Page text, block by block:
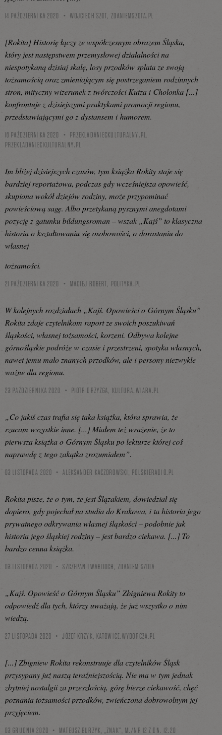
14 PAŹDZIERNIKA 2020 WOJCIECH SZOT, ZDANIEMSZOTA.PL
[Rokita] Historię łączy ze współczesnym obrazem Śląska,
który jest następstwem przemysłowej działalności na
niespotykaną dzisiaj skalę, losy przodków splata ze swoją
tożsamością oraz zmieniającym się postrzeganiem rodzinnych
stron, mityczny wizerunek z twórczości Kutza i Cholonka [...]
konfrontuje z dzisiejszymi praktykami promocji regionu,
przedstawiającymi go z dystansem i humorem.
16 PAŹDZIERNIKA 2020
PRZEKLADANIECKULTURALNY.PL,
PRZEKLADANIECKULTURALNY.PL
Im bliżej dzisiejszych czasów, tym książka Rokity staje się
bardziej reportażowa, podczas gdy wcześniejsza opowieść,
skupiona wokół dziejów rodziny, może przypominać
powieściową sagę. Albo przetykaną pysznymi anegdotami
pozycję z gatunku bildungsroman – wszak „Kajś” to klasyczna
historia o kształtowaniu się osobowości, o dorastaniu do
własnej
tożsamości.
21 PAŹDZIERNIKA 2020 MACIEJ ROBERT, POLITYKA.PL
W kolejnych rozdziałach „Kajś. Opowieści o Górnym Śląsku”
Rokita zdaje czytelnikom raport ze swoich poszukiwań
śląskości, własnej tożsamości, korzeni. Odbywa kolejne
górnośląskie podróże w czasie i przestrzeni, spotyka własnych,
nawet jemu mało znanych przodków, ale i persony niezwykle
ważne dla regionu.
23 PAŹDZIERNIKA 2020 PIOTR DRZYZGA, KULTURA.WIARA.PL
„Co jakiś czas trafia się taka książka, która sprawia, że
rzucam wszystkie inne. [...] Miałem też wrażenie, że to
pierwsza książka o Górnym Śląsku po lekturze której coś
naprawdę z tego zakątka zrozumiałem”.
03 LISTOPADA 2020 ALEKSANDER KACZOROWSKI, POLSKIERADIO.PL
Rokita pisze, że o tym, że jest Ślązakiem, dowiedział się
dopiero, gdy pojechał na studia do Krakowa, i ta historia jego
prywatnego odkrywania własnej śląskości – podobnie jak
historia jego śląskiej rodziny – jest bardzo ciekawa. [...] To
bardzo cenna książka.
03 LISTOPADA 2020 SZCZEPAN TWARDOCH, ZDANIEM SZOTA
„Kajś. Opowieść o Górnym Śląsku” Zbigniewa Rokity to
odpowiedź dla tych, którzy uważają, że już wszystko o nim
wiedzą.
27 LISTOPADA 2020 JÓZEF KRZYK, KATOWICE.WYBORCZA.PL
[...] Zbigniew Rokita rekonstruuje dla czytelników Śląsk
przysypany już naszą teraźniejszością. Nie ma w tym jednak
zbytniej nostalgii za przeszłością, górę bierze ciekawość, chęć
poznania tożsamości przodków, zwieńczona dobrowolnym jej
przyjęciem.
03 GRUDNIA 2020 MATEUSZ BURZYK, „ZNAK”, M./NR 12 Z DN. 12.20